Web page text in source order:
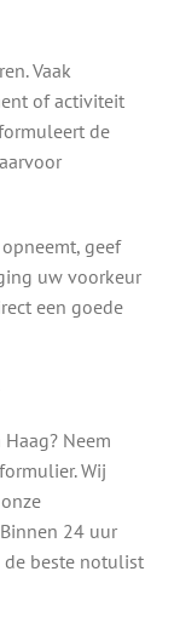
Vaak
of activiteit
de
geef
uw voorkeur
een goede
Neem
Wij
24 uur
de beste notulist